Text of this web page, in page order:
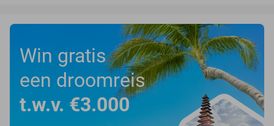
Win gratis
een droomreis
t.w.v. €3.000